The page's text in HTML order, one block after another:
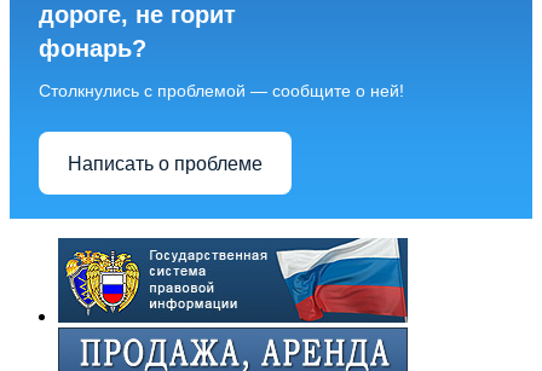
дороге, не горит
фонарь?
Столкнулись с проблемой — сообщите о ней!
Написать о проблеме